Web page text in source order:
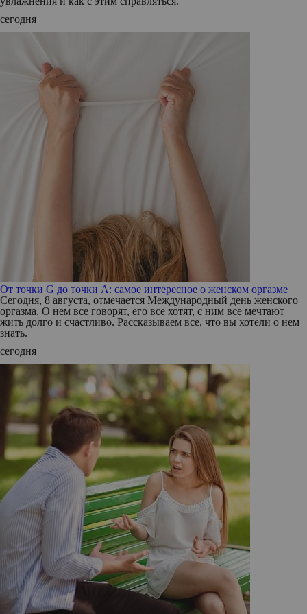
сегодня
От точки G до точки A: самое интересное о женском оргазме
Сегодня, 8 августа, отмечается Международный день женского
оргазма. О нем все говорят, его все хотят, с ним все мечтают
жить долго и счастливо. Рассказываем все, что вы хотели о нем
знать.
сегодня